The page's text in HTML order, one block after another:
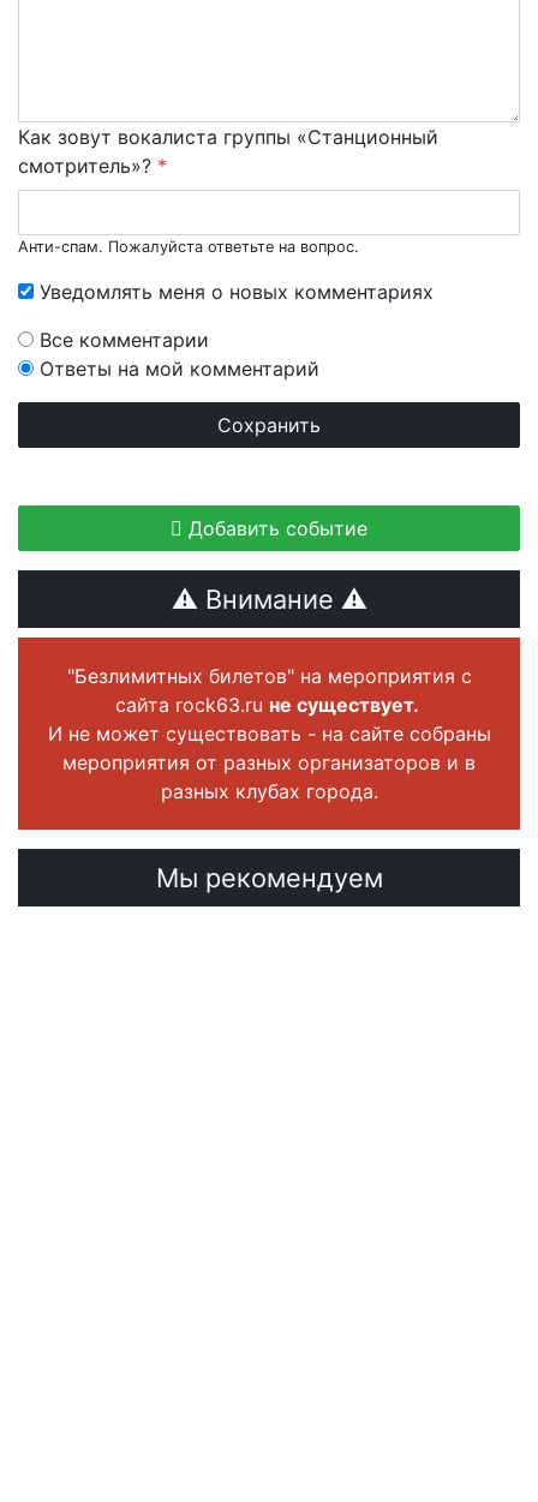
Как зовут вокалиста группы «Станционный
смотритель»? *
Анти-спам. Пожалуйста ответьте на вопрос.
Уведомлять меня о новых комментариях
Все комментарии
Ответы на мой комментарий
Добавить событие
⚠ Внимание ⚠
"Безлимитных билетов" на мероприятия с
сайта rock63.ru не существует.
И не может существовать - на сайте собраны
мероприятия от разных организаторов и в
разных клубах города.
Мы рекомендуем